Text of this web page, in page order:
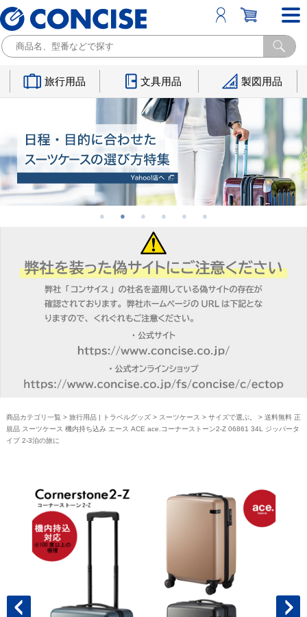
旅行用品 文具用品 製図用品
商品カテゴリ一覧 > 旅行用品 | トラベルグッズ> スーツケース > サイズで選ぶ。
> 送料無料 正
規品 スーツケース 機内持ち込み エース ACE ace.コーナーストーン2-Z 06861 34L ジッパータ
イプ 2-3泊の旅に